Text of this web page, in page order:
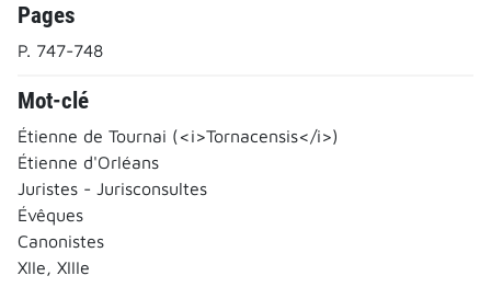
Pages
P. 747-748
Mot-clé
Étienne de Tournai (<i>Tornacensis</i>)
Étienne d'Orléans
Juristes - Jurisconsultes
Évêques
Canonistes
XIIe, XIIIe